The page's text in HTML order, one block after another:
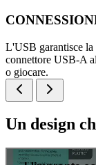
L'USB garantisce la
connettore USB-A
o giocare.
Un design